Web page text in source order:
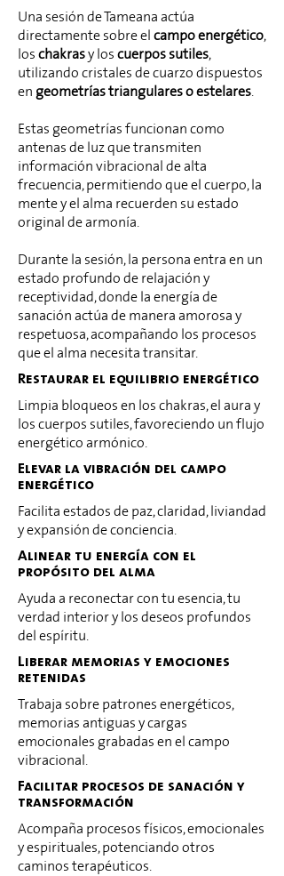
Una sesión de Tameana actúa
directamente sobre el campo energético,
los chakrasy los cuerpos sutiles,
utilizando cristales de cuarzo dispuestos
en geometrías triangulareso estelares.
Estas geometrías funcionan como
antenas de luz que transmiten
información vibracional de alta
frecuencia, permitiendo que el cuerpo, la
mente y el alma recuerden su estado
original de armonía.
Durante la sesión, la persona entra en un
estado profundo de relajación y
receptividad, donde la energía de
sanación actúa de manera amorosa y
respetuosa, acompañando los procesos
que el alma necesita transitar.
Restaurar el equilibrio energético
Limpia bloqueos en los chakras, el aura y
los cuerpos sutiles, favoreciendo un flujo
energético armónico.
Elevar la vibración del campo
energético
Facilita estados de paz, claridad, liviandad
y expansión de conciencia.
Alinear tu energía con el
propósito del alma
Ayuda a reconectar con tu esencia, tu
verdad interior y los deseos profundos
del espíritu.
Liberar memorias y emociones
retenidas
Trabaja sobre patrones energéticos,
memorias antiguas y cargas
emocionales grabadas en el campo
vibracional.
Facilitar procesos de sanación y
transformación
Acompaña procesos físicos, emocionales
y espirituales, potenciando otros
caminos terapéuticos.